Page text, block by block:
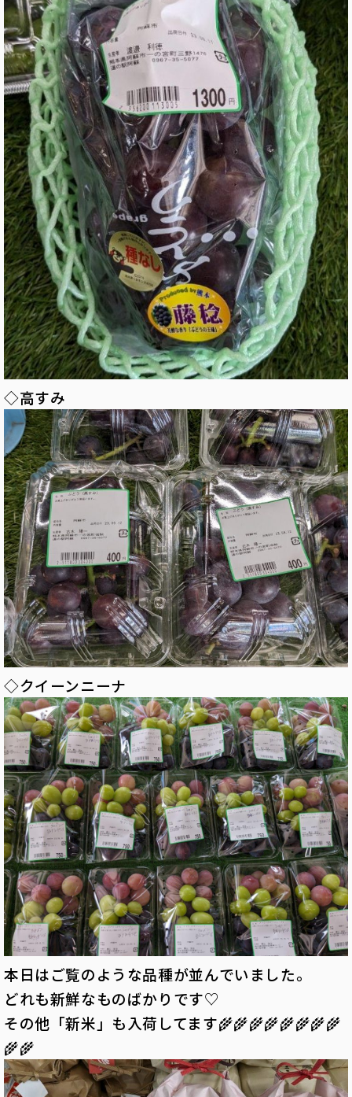
◇高すみ
◇クイーンニーナ
本日はご覧のような品種が並んでいました。
どれも新鮮なものばかりです♡
その他「新米」も入荷してます🌾🌾🌾🌾🌾🌾🌾🌾
🌾🌾